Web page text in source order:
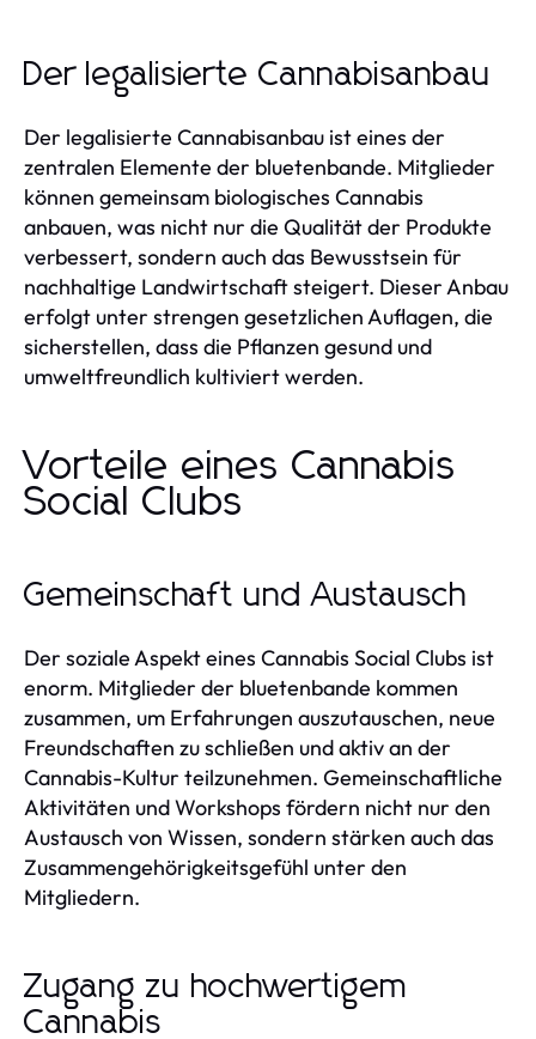
Der legalisierte Cannabisanbau
Der legalisierte Cannabisanbau ist eines der
zentralen Elemente der bluetenbande. Mitglieder
können gemeinsam biologisches Cannabis
anbauen, was nicht nur die Qualität der Produkte
verbessert, sondern auch das Bewusstsein für
nachhaltige Landwirtschaft steigert. Dieser Anbau
erfolgt unter strengen gesetzlichen Auflagen, die
sicherstellen, dass die Pflanzen gesund und
umweltfreundlich kultiviert werden.
Vorteile eines Cannabis
Social Clubs
Gemeinschaft und Austausch
Der soziale Aspekt eines Cannabis Social Clubs ist
enorm. Mitglieder der bluetenbande kommen
zusammen, um Erfahrungen auszutauschen, neue
Freundschaften zu schließen und aktiv an der
Cannabis-Kultur teilzunehmen. Gemeinschaftliche
Aktivitäten und Workshops fördern nicht nur den
Austausch von Wissen, sondern stärken auch das
Zusammengehörigkeitsgefühl unter den
Mitgliedern.
Zugang zu hochwertigem
Cannabis